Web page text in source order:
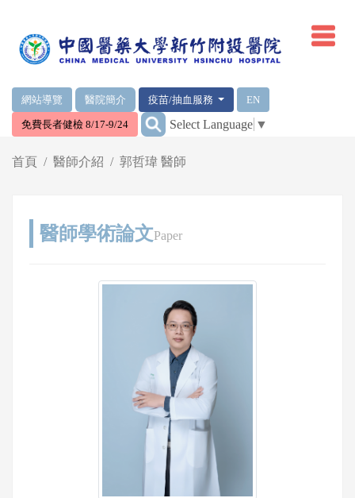
網站導覽 醫院簡介 疫苗/抽血服務 EN
免費長者健檢 8/17-9/24 ::: Select Language ▼
首頁 醫師介紹 郭哲瑋 醫師
醫師學術論文Paper